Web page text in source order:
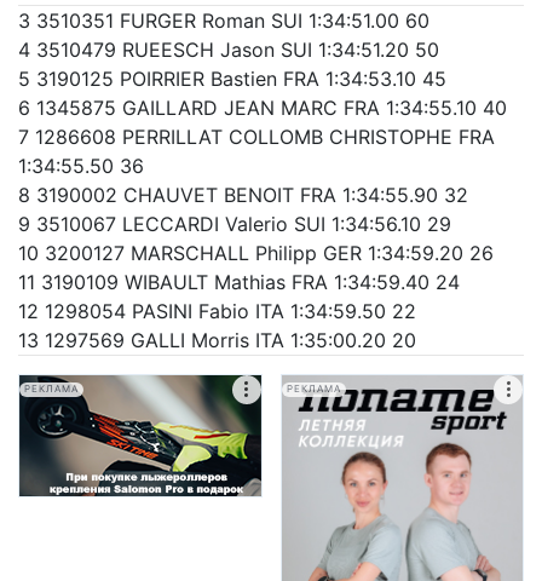
3 3510351 FURGER Roman SUI 1:34:51.00 60
4 3510479 RUEESCH Jason SUI 1:34:51.20 50
5 3190125 POIRRIER Bastien FRA 1:34:53.10 45
6 1345875 GAILLARD JEAN MARC FRA 1:34:55.10 40
7 1286608 PERRILLAT COLLOMB CHRISTOPHE FRA
1:34:55.50 36
8 3190002 CHAUVET BENOIT FRA 1:34:55.90 32
9 3510067 LECCARDI Valerio SUI 1:34:56.10 29
10 3200127 MARSCHALL Philipp GER 1:34:59.20 26
11 3190109 WIBAULT Mathias FRA 1:34:59.40 24
12 1298054 PASINI Fabio ITA 1:34:59.50 22
13 1297569 GALLI Morris ITA 1:35:00.20 20
РЕКЛАМА РЕКЛАМА